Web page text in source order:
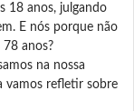
18 anos, julgando
E nós porque não
78 anos?
na nossa
vamos refletir sobre